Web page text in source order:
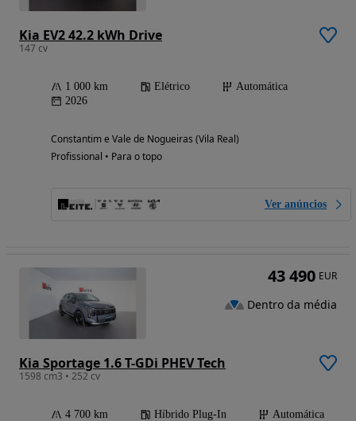
Kia EV2 42.2 kWh Drive
147 cv
1 000 km Elétrico
Automática
2026
Constantim e Vale de Nogueiras (Vila Real)
Profissional • Para o topo
Ver anúncios
Kia Sportage 1.6 T-GDi PHEV Tech
1598 cm3 • 252 cv
4 700 km Híbrido Plug-In
Automática
43 490 EUR
Dentro da média